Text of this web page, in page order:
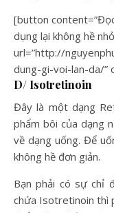
[button
dụng lại không hề
url=”http://
dung-gi-voi-lan-da/”
D/ Isotretinoin
Đây là một dạng
phẩm bôi của dạng
về dạng uống. Để
không hề đơn giản.
Bạn phải có sự chỉ
chứa Isotretinoin thì